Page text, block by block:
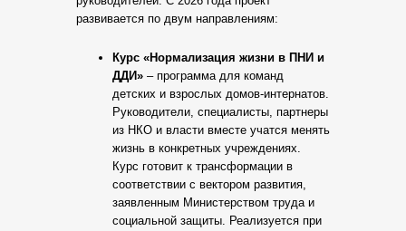
развивается по двум направлениям:
Курс «Нормализация жизни в ПНИ и
ДДИ» – программа для команд
детских и взрослых домов-интернатов.
Руководители, специалисты, партнеры
из НКО и власти вместе учатся менять
жизнь в конкретных учреждениях.
Курс готовит к трансформации в
соответствии с вектором развития,
заявленным Министерством труда и
социальной защиты. Реализуется при